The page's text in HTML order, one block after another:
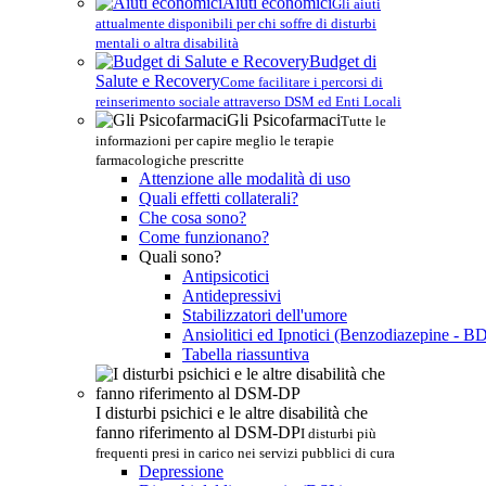
Gli aiuti
attualmente disponibili per chi soffre di disturbi
mentali o altra disabilità
Budget di
Salute e RecoveryCome facilitare i percorsi di
reinserimento sociale attraverso DSM ed Enti Locali
Gli PsicofarmaciTutte le
informazioni per capire meglio le terapie
farmacologiche prescritte
Attenzione alle modalità di uso
Quali effetti collaterali?
Che cosa sono?
Come funzionano?
Quali sono?
Antipsicotici
Antidepressivi
Stabilizzatori dell'umore
Ansiolitici ed Ipnotici (Benzodiazepine -
Tabella riassuntiva
I disturbi psichici e le altre disabilità che
fanno riferimento al DSM-DPI disturbi più
frequenti presi in carico nei servizi pubblici di cura
Depressione